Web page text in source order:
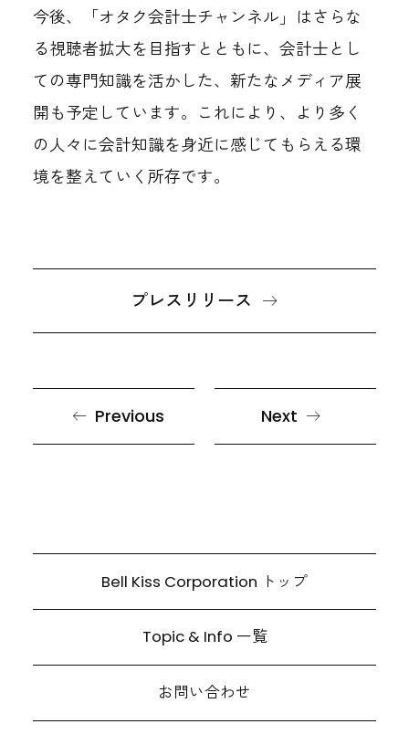
今後、「オタク会計士チャンネル」はさらな
る視聴者拡大を目指すとともに、会計士とし
ての専門知識を活かした、新たなメディア展
開も予定しています。これにより、より多く
の人々に会計知識を身近に感じてもらえる環
境を整えていく所存です。
プレスリリース
Previous Next
Bell Kiss Corporation トップ
Topic & Info 一覧
お問い合わせ